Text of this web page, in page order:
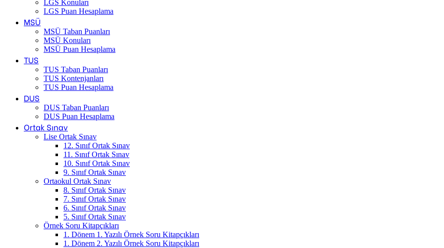
LGS Konuları
LGS Puan Hesaplama
MSÜ
MSÜ Taban Puanları
MSÜ Konuları
MSÜ Puan Hesaplama
TUS
TUS Taban Puanları
TUS Kontenjanları
TUS Puan Hesaplama
DUS
DUS Taban Puanları
DUS Puan Hesaplama
Ortak Sınav
Lise Ortak Sınav
12. Sınıf Ortak Sınav
11. Sınıf Ortak Sınav
10. Sınıf Ortak Sınav
9. Sınıf Ortak Sınav
Ortaokul Ortak Sınav
8. Sınıf Ortak Sınav
7. Sınıf Ortak Sınav
6. Sınıf Ortak Sınav
5. Sınıf Ortak Sınav
Örnek Soru Kitapçıkları
1. Dönem 1. Yazılı Örnek Soru Kitapçıkları
1. Dönem 2. Yazılı Örnek Soru Kitapçıkları